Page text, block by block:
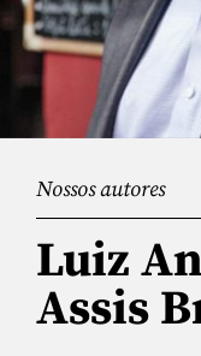
Nossos autores
Luiz
Assis